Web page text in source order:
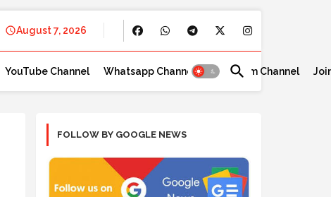
August 7, 2026
YouTube Channel Whatsapp Channel Telegram Channel
FOLLOW BY GOOGLE NEWS